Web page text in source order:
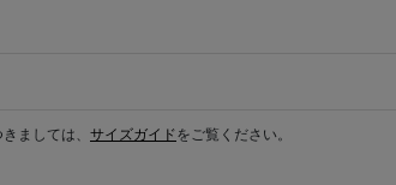
ましては、 サイズガイドをご覧ください。